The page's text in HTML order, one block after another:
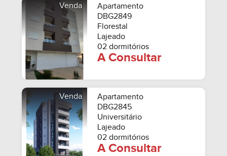
Venda
Apartamento
DBG2849
Florestal
Lajeado
02 dormitórios
A Consultar
Venda
Apartamento
DBG2845
Universitário
Lajeado
02 dormitórios
A Consultar